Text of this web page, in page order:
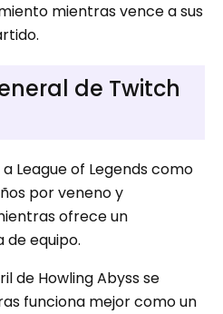
mientras vence a sus
de Twitch
League of Legends como
por veneno y
ofrece un
de equipo.
de Howling Abyss se
funciona mejor como un